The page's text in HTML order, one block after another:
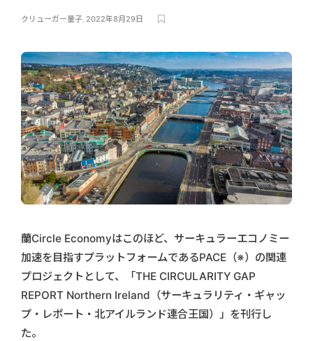
クリューガー量子, 2022年8月29日
蘭Circle Economyはこのほど、サーキュラーエコノミー
加速を目指すプラットフォームであるPACE（※）の関連
プロジェクトとして、「THE CIRCULARITY GAP
REPORT Northern Ireland（サーキュラリティ・ギャッ
プ・レポート・北アイルランド連合王国）」を刊行し
た。